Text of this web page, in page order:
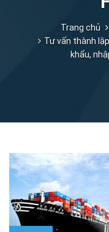
Trang chủ
Tư vấn thành
khẩu,